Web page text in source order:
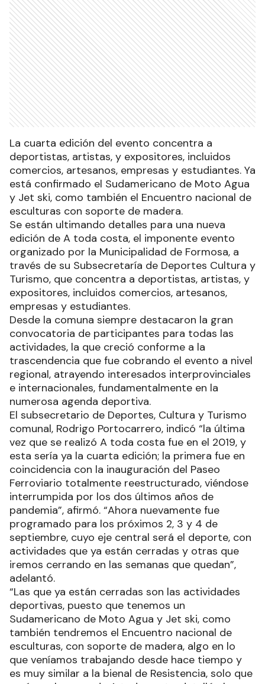
La cuarta edición del evento concentra a
deportistas, artistas, y expositores, incluidos
comercios, artesanos, empresas y estudiantes. Ya
está confirmado el Sudamericano de Moto Agua
y Jet ski, como también el Encuentro nacional de
esculturas con soporte de madera.
Se están ultimando detalles para una nueva
edición de A toda costa, el imponente evento
organizado por la Municipalidad de Formosa, a
través de su Subsecretaría de Deportes Cultura y
Turismo, que concentra a deportistas, artistas, y
expositores, incluidos comercios, artesanos,
empresas y estudiantes.
Desde la comuna siempre destacaron la gran
convocatoria de participantes para todas las
actividades, la que creció conforme a la
trascendencia que fue cobrando el evento a nivel
regional, atrayendo interesados interprovinciales
e internacionales, fundamentalmente en la
numerosa agenda deportiva.
El subsecretario de Deportes, Cultura y Turismo
comunal, Rodrigo Portocarrero, indicó “la última
vez que se realizó A toda costa fue en el 2019, y
esta sería ya la cuarta edición; la primera fue en
coincidencia con la inauguración del Paseo
Ferroviario totalmente reestructurado, viéndose
interrumpida por los dos últimos años de
pandemia”, afirmó. “Ahora nuevamente fue
programado para los próximos 2, 3 y 4 de
septiembre, cuyo eje central será el deporte, con
actividades que ya están cerradas y otras que
iremos cerrando en las semanas que quedan”,
adelantó.
“Las que ya están cerradas son las actividades
deportivas, puesto que tenemos un
Sudamericano de Moto Agua y Jet ski, como
también tendremos el Encuentro nacional de
esculturas, con soporte de madera, algo en lo
que veníamos trabajando desde hace tiempo y
es muy similar a la bienal de Resistencia, solo que